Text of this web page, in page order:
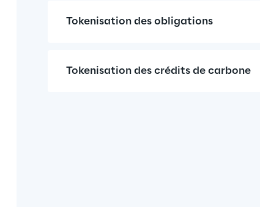
Tokenisation des obligations
Tokenisation des crédits de carbone